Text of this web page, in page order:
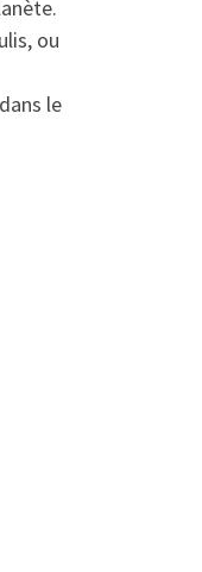
ou
le